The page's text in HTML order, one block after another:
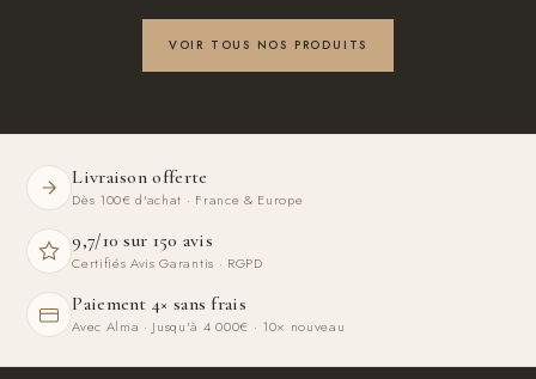
VOIR TOUS NOS PRODUITS
Livraison offerte
Dès 100€ d'achat · France & Europe
9,7/10 sur 150 avis
Certifiés Avis Garantis · RGPD
Paiement 4× sans frais
Avec Alma · Jusqu'à 4 000€ · 10× nouveau